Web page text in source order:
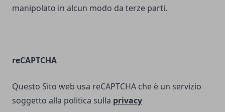
manipolato in alcun modo da terze parti.
reCAPTCHA
Questo Sito web usa reCAPTCHA che è un servizio
soggetto alla politica sulla privacy